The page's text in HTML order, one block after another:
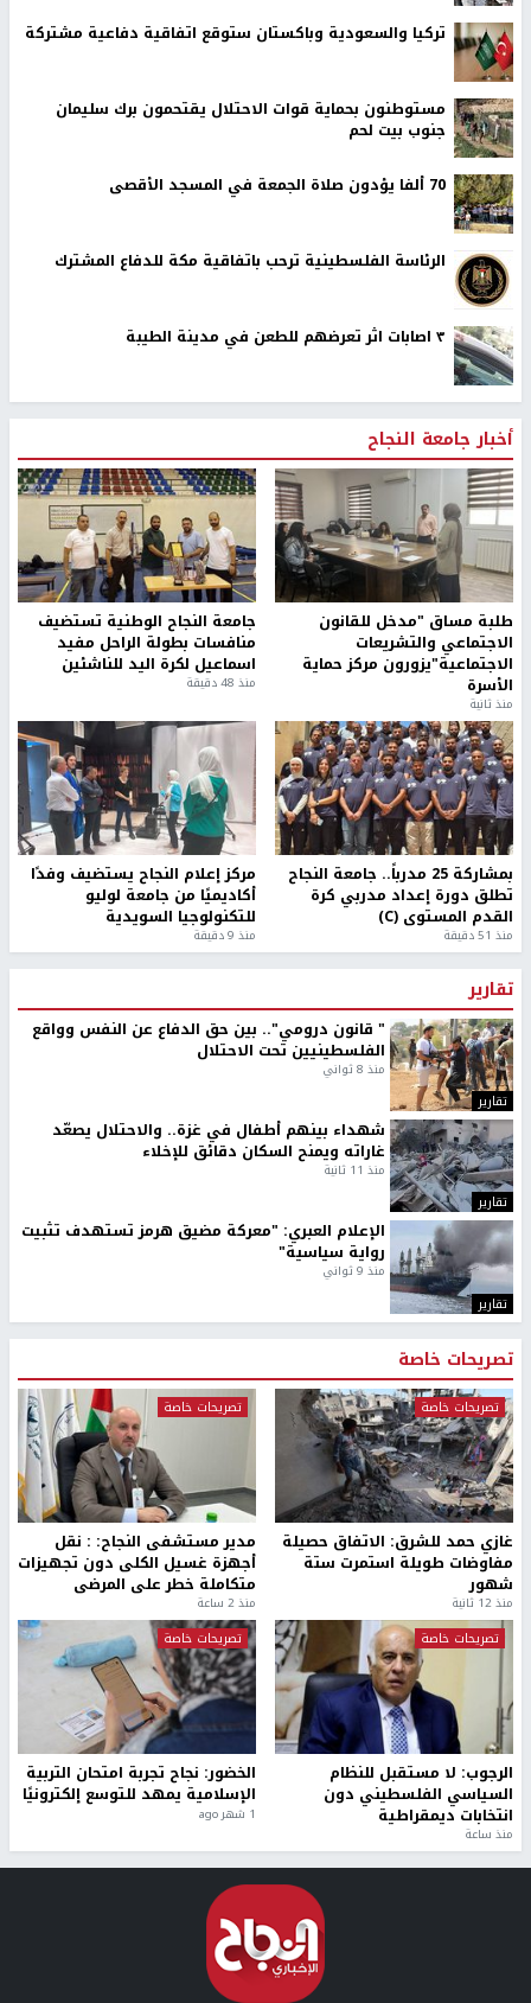
تركيا والسعودية وباكستان ستوقع اتفاقية دفاعية مشتركة
مستوطنون بحماية قوات الاحتلال يقتحمون برك سليمان
جنوب بيت لحم
70 ألفا يؤدون صلاة الجمعة في المسجد الأقصى
الرئاسة الفلسطينية ترحب باتفاقية مكة للدفاع المشترك
٣ اصابات اثر تعرضهم للطعن في مدينة الطيبة
أخبار جامعة النجاح
طلبة مساق "مدخل للقانون
الاجتماعي والتشريعات
الاجتماعية"يزورون مركز حماية
الأسرة
منذ ثانية
جامعة النجاح الوطنية تستضيف
منافسات بطولة الراحل مفيد
اسماعيل لكرة اليد للناشئين
منذ 48 دقيقة
بمشاركة 25 مدرباً.. جامعة النجاح
تطلق دورة إعداد مدربي كرة
القدم المستوى (C)
منذ 51 دقيقة
مركز إعلام النجاح يستضيف وفدًا
أكاديميًا من جامعة لوليو
للتكنولوجيا السويدية
منذ 9 دقيقة
تقارير
تقارير
" قانون درومي".. بين حق الدفاع عن النفس وواقع
الفلسطينيين تحت الاحتلال
منذ 8 ثواني
تقارير
شهداء بينهم أطفال في غزة.. والاحتلال يصعّد
غاراته ويمنح السكان دقائق للإخلاء
منذ 11 ثانية
تقارير
الإعلام العبري: "معركة مضيق هرمز تستهدف تثبيت
رواية سياسية"
منذ 9 ثواني
تصريحات خاصة
تصريحات خاصة
غازي حمد للشرق: الاتفاق حصيلة
مفاوضات طويلة استمرت ستة
شهور
منذ 12 ثانية
تصريحات خاصة
مدير مستشفى النجاح: : نقل
أجهزة غسيل الكلى دون تجهيزات
متكاملة خطر على المرضى
منذ 2 ساعة
تصريحات خاصة
الرجوب: لا مستقبل للنظام
السياسي الفلسطيني دون
انتخابات ديمقراطية
منذ ساعة
تصريحات خاصة
الخضور: نجاح تجربة امتحان التربية
الإسلامية يمهد للتوسع إلكترونيًا
1 شهر ago